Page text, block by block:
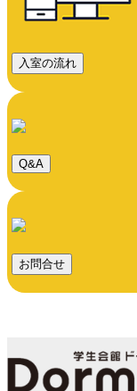
入室の流れ
Q&A
お問合せ